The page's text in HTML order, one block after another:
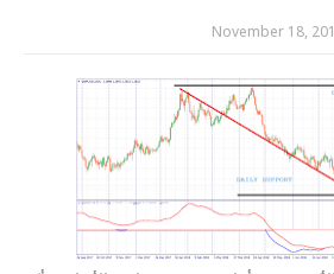
November 18,